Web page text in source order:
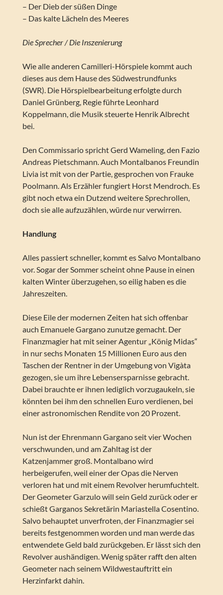
– Der Dieb der süßen Dinge
– Das kalte Lächeln des Meeres
Die Sprecher / Die Inszenierung
Wie alle anderen Camilleri-Hörspiele kommt auch
dieses aus dem Hause des Südwestrundfunks
(SWR). Die Hörspielbearbeitung erfolgte durch
Daniel Grünberg, Regie führte Leonhard
Koppelmann, die Musik steuerte Henrik Albrecht
bei.
Den Commissario spricht Gerd Wameling, den Fazio
Andreas Pietschmann. Auch Montalbanos Freundin
Livia ist mit von der Partie, gesprochen von Frauke
Poolmann. Als Erzähler fungiert Horst Mendroch. Es
gibt noch etwa ein Dutzend weitere Sprechrollen,
doch sie alle aufzuzählen, würde nur verwirren.
Handlung
Alles passiert schneller, kommt es Salvo Montalbano
vor. Sogar der Sommer scheint ohne Pause in einen
kalten Winter überzugehen, so eilig haben es die
Jahreszeiten.
Diese Eile der modernen Zeiten hat sich offenbar
auch Emanuele Gargano zunutze gemacht. Der
Finanzmagier hat mit seiner Agentur „König Midas“
in nur sechs Monaten 15 Millionen Euro aus den
Taschen der Rentner in der Umgebung von Vigàta
gezogen, sie um ihre Lebensersparnisse gebracht.
Dabei brauchte er ihnen lediglich vorzugaukeln, sie
könnten bei ihm den schnellen Euro verdienen, bei
einer astronomischen Rendite von 20 Prozent.
Nun ist der Ehrenmann Gargano seit vier Wochen
verschwunden, und am Zahltag ist der
Katzenjammer groß. Montalbano wird
herbeigerufen, weil einer der Opas die Nerven
verloren hat und mit einem Revolver herumfuchtelt.
Der Geometer Garzulo will sein Geld zurück oder er
schießt Garganos Sekretärin Mariastella Cosentino.
Salvo behauptet unverfroten, der Finanzmagier sei
bereits festgenommen worden und man werde das
entwendete Geld bald zurückgeben. Er lässt sich den
Revolver aushändigen. Wenig später rafft den alten
Geometer nach seinem Wildwestauftritt ein
Herzinfarkt dahin.